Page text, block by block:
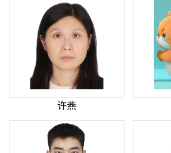
许燕